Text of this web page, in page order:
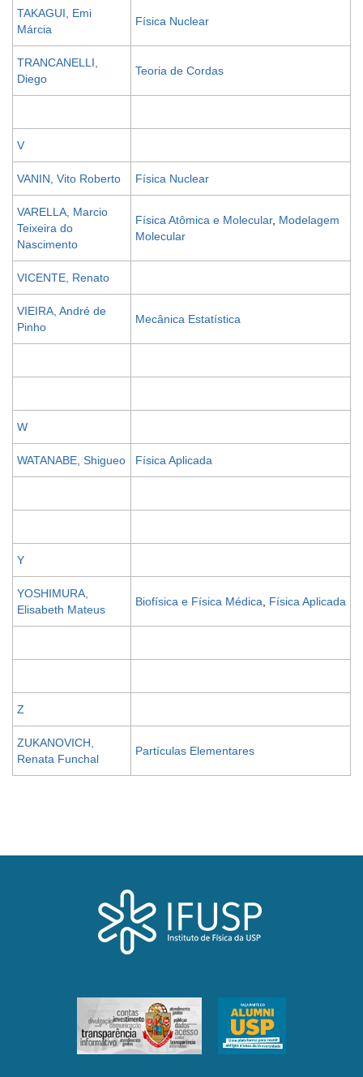
TAKAGUI, Emi
Márcia
Física Nuclear
TRANCANELLI,
Diego
Teoria de Cordas
V
VANIN, Vito Roberto Física Nuclear
VARELLA, Marcio
Teixeira do
Nascimento
Física Atômica e Molecular, Modelagem
Molecular
VICENTE, Renato
VIEIRA, André de
Pinho
Mecânica Estatística
W
WATANABE, Shigueo Física Aplicada
Y
YOSHIMURA,
Elisabeth Mateus
Biofísica e Física Médica Física Aplicada
Z
ZUKANOVICH,
Renata Funchal
Partículas Elementares